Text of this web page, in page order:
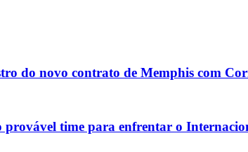
do novo contrato de Memphis com
provável time para enfrentar o